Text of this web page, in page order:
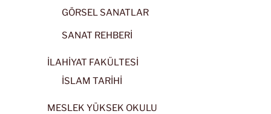
GÖRSEL SANATLAR
SANAT REHBERİ
İLAHİYAT FAKÜLTESİ
İSLAM TARİHİ
MESLEK YÜKSEK OKULU